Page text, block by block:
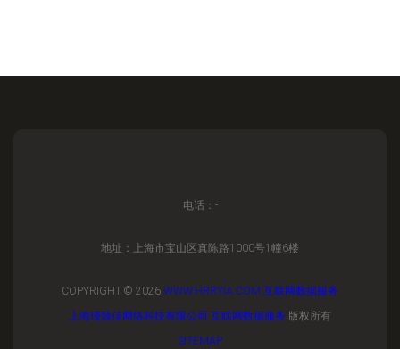
电话：-
地址：上海市宝山区真陈路1000号1幢6楼
COPYRIGHT © 2026 WWW.HRRYIA.COM 互联网数据服务
上海瑾致佳网络科技有限公司 互联网数据服务 版权所有
SITEMAP